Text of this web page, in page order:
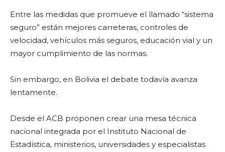
Entre las medidas que promueve el llamado “sistema
seguro” están mejores carreteras, controles de
velocidad, vehículos más seguros, educación vial y un
mayor cumplimiento de las normas.
Sin embargo, en Bolivia el debate todavía avanza
lentamente.
Desde el ACB proponen crear una mesa técnica
nacional integrada por el Instituto Nacional de
Estadística, ministerios, universidades y especialistas